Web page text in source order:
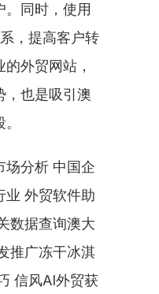
。同时，使用
，提高客户转
外贸网站，
，也是吸引澳
场分析 中国企
业 外贸软件助
数据查询澳大
推广冻干冰淇
信风AI外贸获